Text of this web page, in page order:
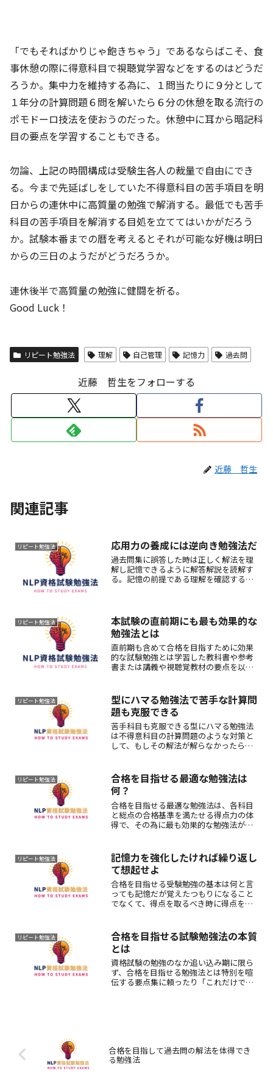
「でもそればかりじゃ飽きちゃう」であるならばこそ、食
事休憩の際に得意科目で視聴覚学習などをするのはどうだ
ろうか。集中力を維持する為に、１問当たりに９分として
１年分の計算問題６問を解いたら６分の休憩を取る流行の
ポモドーロ技法を使おうのだった。休憩中に耳から暗記科
目の要点を学習することもできる。
勿論、上記の時間構成は受験生各人の裁量で自由にでき
る。今まで先延ばしをしていた不得意科目の苦手項目を明
日からの連休中に高質量の勉強で解消する。最低でも苦手
科目の苦手項目を解消する目処を立ててはいかがだろう
か。試験本番までの暦を考えるとそれが可能な好機は明日
からの三日のようだがどうだろうか。
連休後半で高質量の勉強に健闘を祈る。
Good Luck！
リピート勉強法 理解 自己管理 記憶力 過去問
近藤 哲生をフォローする
近藤 哲生
関連記事
リピート勉強法 応用力の養成には逆向き勉強法だ
過去問集に誤答した時は正しく解法を理
解し記憶できるように解答解説を読解す
る。記憶の前提である理解を確認する為
直す逆向き勉強法だ。
リピート勉強法
本試験の直前期にも最も効果的な
勉強法とは
直前期も含めて合格を目指すために効果
的な試験勉強とは学習した教科書や参考
書または講義や視聴覚教材の要点を以下
問）に取り組む行為のインターバル（一
定期間で繰り返すこと）だ。
リピート勉強法
型にハマる勉強法で苦手な計算問
題も克服できる
苦手科目も克服できる型にハマる勉強法
は不得意科目の計算問題のような対策と
して、もしその解法が解らなかったら考
してその検証として単独で解法を再現す
る型を繰りかえす方法です。
リピート勉強法
合格を目指せる最適な勉強法は
何？
合格を目指せる最適な勉強法は、各科目
と総点の合格基準を満たせる得点力の体
得で、その為に最も効果的な勉強法が参
憶の可否を効果検証できる過去問を繰り
返し解く反復学習です。
リピート勉強法
記憶力を強化したければ繰り返し
て想起せよ
合格を目指せる受験勉強の基本は何と言
っても記憶だが覚えたつもりになること
でなくて、得点を取るべき時に得点を取
番で合格点を取れる記憶力を強化したけ
れば繰り返して想起せよ。
リピート勉強法
合格を目指せる試験勉強法の本質
とは
資格試験の勉強のなか追い込み期に限ら
ず、合格を目指せる勉強法とは特別を喧
伝する要点集に頼ったり「これだけで合
合格を目指して過去問の解法を体得でき
る勉強法